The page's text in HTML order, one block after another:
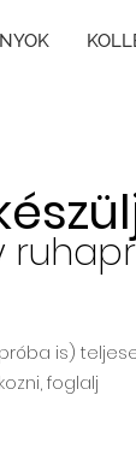
is)
foglalj